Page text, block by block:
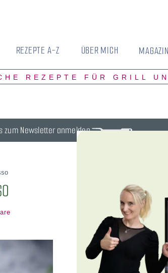
REZEPTE A-Z ÜBER MICH MAGAZIN
REZEPTE FÜR GRILL
zum Newsletter anmelden.